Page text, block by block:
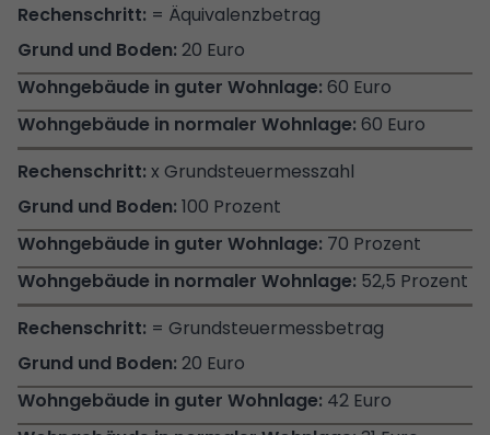
= Äquivalenzbetrag
20 Euro
60 Euro
60 Euro
x Grundsteuermesszahl
100 Prozent
70 Prozent
52,5 Prozent
= Grundsteuermessbetrag
20 Euro
42 Euro